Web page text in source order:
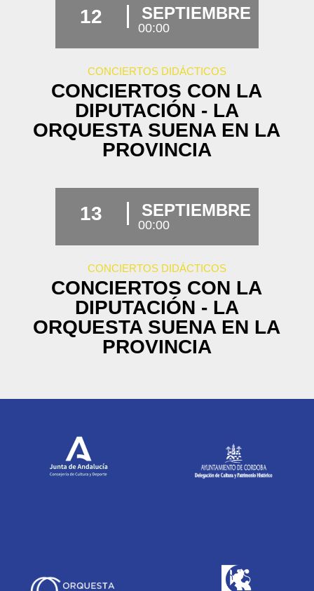
12 SEPTIEMBRE
00:00
CONCIERTOS DIDÁCTICOS
CONCIERTOS CON LA
DIPUTACIÓN - LA
ORQUESTA SUENA EN LA
PROVINCIA
13 SEPTIEMBRE
00:00
CONCIERTOS DIDÁCTICOS
CONCIERTOS CON LA
DIPUTACIÓN - LA
ORQUESTA SUENA EN LA
PROVINCIA